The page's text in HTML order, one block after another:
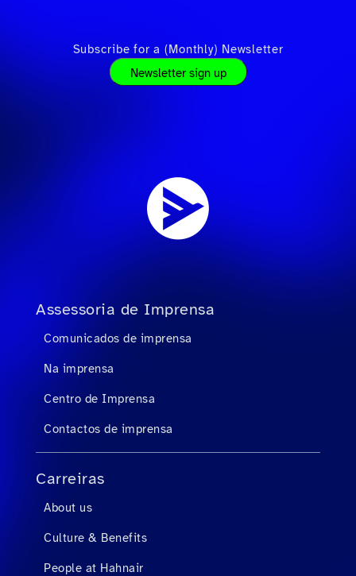
Subscribe for a (Monthly) Newsletter
Newsletter sign up
Assessoria de Imprensa
Comunicados de imprensa
Na imprensa
Centro de Imprensa
Contactos de imprensa
Carreiras
About us
Culture & Benefits
People at Hahnair